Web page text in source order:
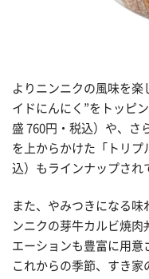
よりニンニクの風味を楽
イドにんにく”をトッピ
盛 760円・税込）や、さ
を上からかけた「トリプ
込）もラインナップされ
また、やみつきになる味
ンニクの芽牛カルビ焼肉
エーションも豊富に用意
これからの季節、すき家